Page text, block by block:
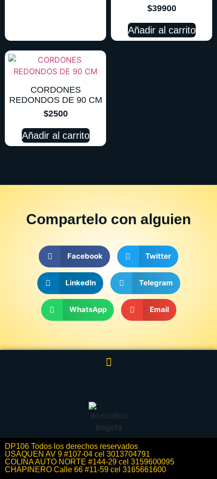
$39900
Añadir al carrito
CORDONES
REDONDOS DE 90 CM
$2500
Añadir al carrito
Compartelo con alguien
Facebook Twitter
LinkedIn Telegram
WhatsApp Email
DP106 Todos los derechos reservados
USAQUEN AV 9 #107-04 cel 3013704791
COLINA AUTO NORTE #144-29 cel 3159600095
CHAPINERO Calle 66 #11-59 cel 3165661600